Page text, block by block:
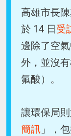
高雄市長
於 14 日受
邊除了空
外，並沒
氟酸）。
讓環保局
簡訊 」，